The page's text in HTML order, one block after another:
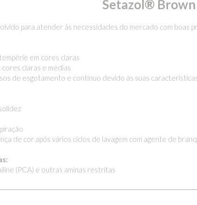
Setazol®
para atender às necessidades do mercado com boas
em cores claras
claras e médias
de esgotamento e contínuo devido às suas
de cor após vários ciclos de lavagem com agente de
(PCA) e outras aminas restritas